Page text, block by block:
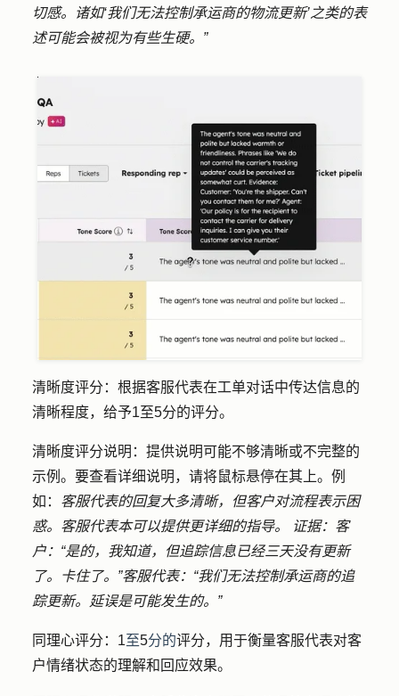
切感。诸如‘我们无法控制承运商的物流更新’之类的表
述可能会被视为有些生硬。”
清晰度评分 ：根据客服代表在工单对话中传达信息的
清晰程度，给予1至5分的评分。
清晰度评分说明 ：提供说明可能不够清晰或不完整的
示例。要查看详细说明，请将鼠标悬停在其上。例
如： 客服代表的回复大多清晰，但客户对流程表示困
惑。客服代表本可以提供更详细的指导。 证据：客
户：“是的，我知道，但追踪信息已经三天没有更新
了。卡住了。”客服代表：“我们无法控制承运商的追
踪更新。延误是可能发生的。”
同理心评分： 1至5分的评分，用于衡量客服代表对客
户情绪状态的理解和回应效果。